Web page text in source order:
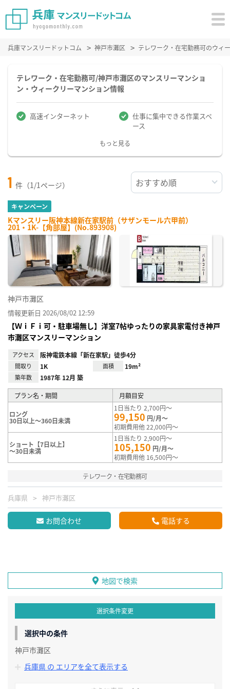
兵庫マンスリードットコム 神戸市灘区 テレワーク・在宅勤務可のウィ
テレワーク・在宅勤務可/神戸市灘区のマンスリーマンショ
ン・ウィークリーマンション情報
高速インターネット
仕事に集中できる作業スペ
ース
もっと見る
1 件（1/1ページ）
キャンペーン
Kマンスリー阪神本線新在家駅前（サザンモール六甲前）
201・1K-【角部屋】(No.893908)
神戸市灘区
情報更新日 2026/08/02 12:59
【ＷｉＦｉ可・駐車場無し】洋室7帖ゆったりの家具家電付き神戸
市灘区マンスリーマンション
アクセス 阪神電鉄本線「新在家駅」徒歩4分
間取り 1K 面積 19m²
築年数 1987年 12月 築
プラン名・期間 月額目安
ロング
30日以上～360日未満
1日当たり 2,700円～
99,150 円/月～
初期費用他 22,000円～
ショート【7日以上】
～30日未満
1日当たり 2,900円～
105,150 円/月～
初期費用他 16,500円～
テレワーク・在宅勤務可
兵庫県 神戸市灘区
お問合わせ 電話する
地図で検索
選択条件変更
選択中の条件
神戸市灘区
兵庫県 の エリアを全て表示する